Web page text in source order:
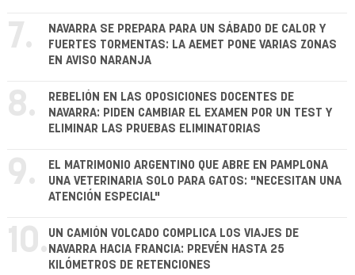
7.
NAVARRA SE PREPARA PARA UN SÁBADO DE CALOR Y
FUERTES TORMENTAS: LA AEMET PONE VARIAS ZONAS
EN AVISO NARANJA
8.
REBELIÓN EN LAS OPOSICIONES DOCENTES DE
NAVARRA: PIDEN CAMBIAR EL EXAMEN POR UN TEST Y
ELIMINAR LAS PRUEBAS ELIMINATORIAS
9.
EL MATRIMONIO ARGENTINO QUE ABRE EN PAMPLONA
UNA VETERINARIA SOLO PARA GATOS: "NECESITAN UNA
ATENCIÓN ESPECIAL"
10. UN CAMIÓN VOLCADO COMPLICA LOS VIAJES DE
NAVARRA HACIA FRANCIA: PREVÉN HASTA 25
KILÓMETROS DE RETENCIONES